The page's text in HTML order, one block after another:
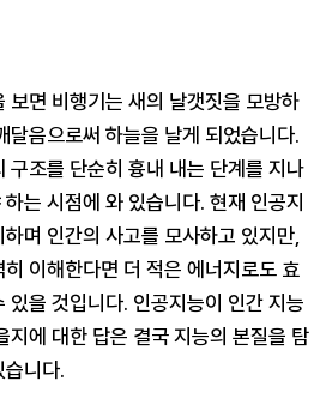
보면 비행기는 새의 날갯짓을 모방하
달음으로써 하늘을 날게 되었습니다.
구조를 단순히 흉내 내는 단계를 지나
는 시점에 와 있습니다. 현재 인공지
며 인간의 사고를 모사하고 있지만,
이해한다면 더 적은 에너지로도 효
있을 것입니다. 인공지능이 인간 지능
지에 대한 답은 결국 지능의 본질을 탐
니다.